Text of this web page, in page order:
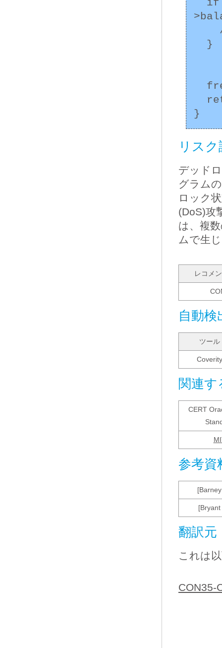
リス
デッド
グラム
ロック
(DoS)攻
は、複
ムで生
レコメ
自動検
ツール
Coverity
関連
CERT
参考資
翻訳元
これは
CON35-